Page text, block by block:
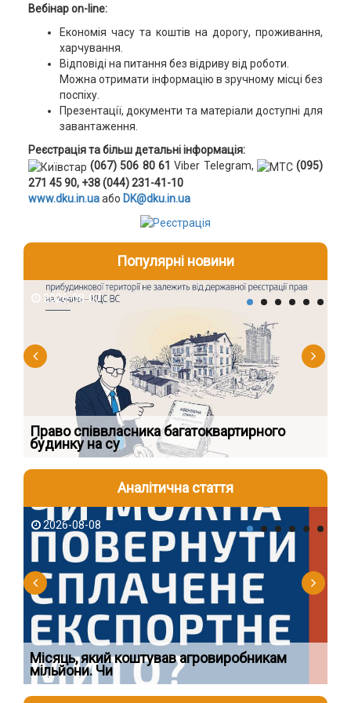
Вебінар on-line:
Економія часу та коштів на дорогу, проживання,
харчування.
Відповіді на питання без відриву від роботи.
Можна отримати інформацію в зручному місці без
поспіху.
Презентації, документи та матеріали доступні для
завантаження.
Реєстрація та більш детальні інформація:
(067) 506 80 61Viber Telegram,
(095)
271 45 90, +38 (044) 231-41-10
www.dku.in.uaабо DK@dku.in.ua
Популярні новини
2026-08-07
Право співвласника багатоквартирного
будинку на су
Аналітична стаття
2026-08-08
Місяць, який коштував агровиробникам
мільйони. Чи